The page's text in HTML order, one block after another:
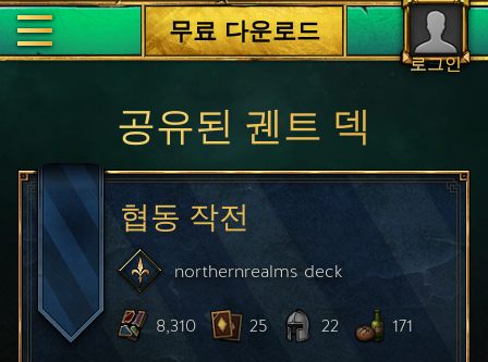
로그인
무료 다운로드
공유된 궨트 덱
협동 작전
northernrealmsdeck
8,310 25 22 171